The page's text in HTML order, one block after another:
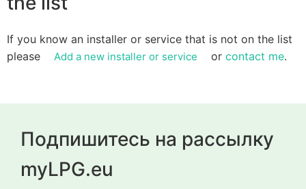
If you know an installer or service that is not on the list
please
Add a new installer or service or contact me.
Подпишитесь на рассылку
myLPG.eu